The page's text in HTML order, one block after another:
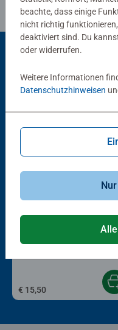
Beliebte Auswahl
€ 15,50
beachte, dass einige
nicht richtig
deaktiviert sind. Du
oder widerrufen.
Weitere Informationen
Datenschutzhinweisen